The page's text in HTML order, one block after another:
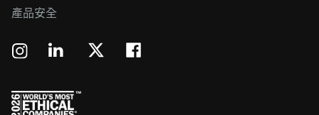
產品安全